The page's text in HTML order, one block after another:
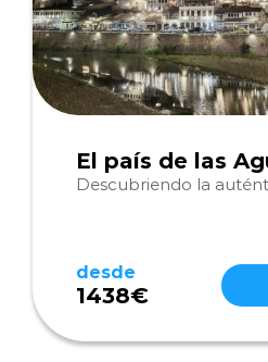
El país de las
Descubriendo la
desde
1438€